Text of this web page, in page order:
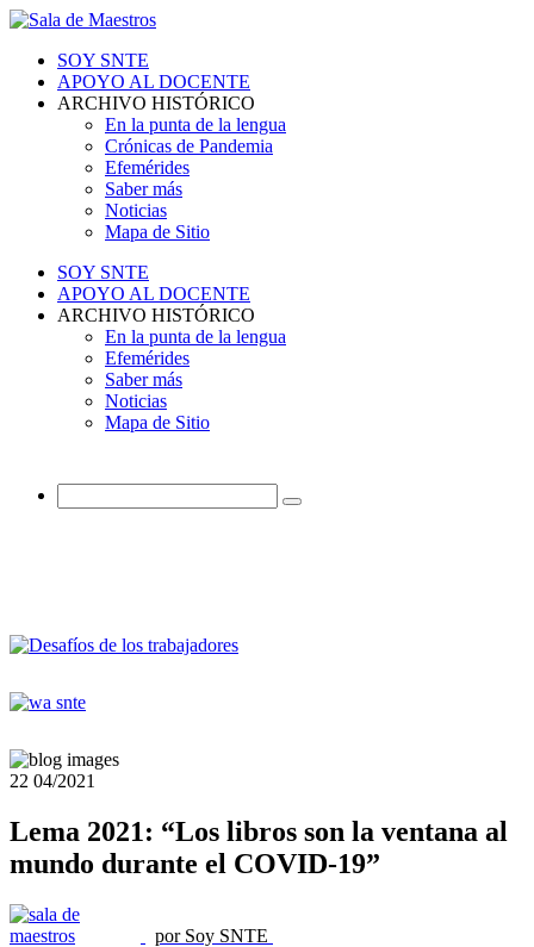
SOY SNTE
APOYO AL DOCENTE
ARCHIVO HISTÓRICO
En la punta de la lengua
Crónicas de Pandemia
Efemérides
Saber más
Noticias
Mapa de Sitio
SOY SNTE
APOYO AL DOCENTE
ARCHIVO HISTÓRICO
En la punta de la lengua
Efemérides
Saber más
Noticias
Mapa de Sitio
22 04/2021
Lema 2021: “Los libros son la ventana al
mundo durante el COVID-19”
por Soy SNTE